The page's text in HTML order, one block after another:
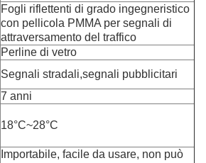
Fogli riflettenti di grado ingegneristico
con pellicola PMMA per segnali di
attraversamento del traffico
Perline di vetro
Segnali stradali,segnali pubblicitari
7 anni
18°C~28°C
Importabile, facile da usare, non può